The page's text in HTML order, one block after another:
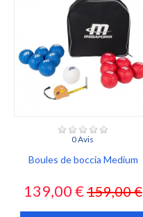
0 Avis
Boules de boccia Medium
Prix
139,00 €Prix
habituel
159,00 €